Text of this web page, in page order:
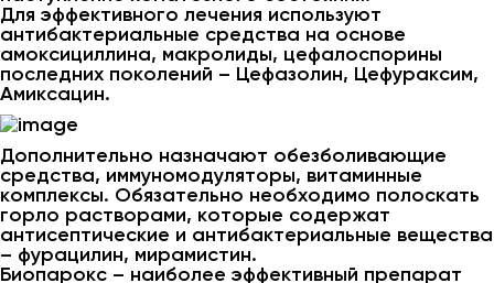
Для эффективного лечения используют
антибактериальные средства на основе
амоксициллина, макролиды, цефалоспорины
последних поколений – Цефазолин, Цефураксим,
Амиксацин.
Дополнительно назначают обезболивающие
средства, иммуномодуляторы, витаминные
комплексы. Обязательно необходимо полоскать
горло растворами, которые содержат
антисептические и антибактериальные вещества
– фурацилин, мирамистин.
Биопарокс – наиболее эффективный препарат